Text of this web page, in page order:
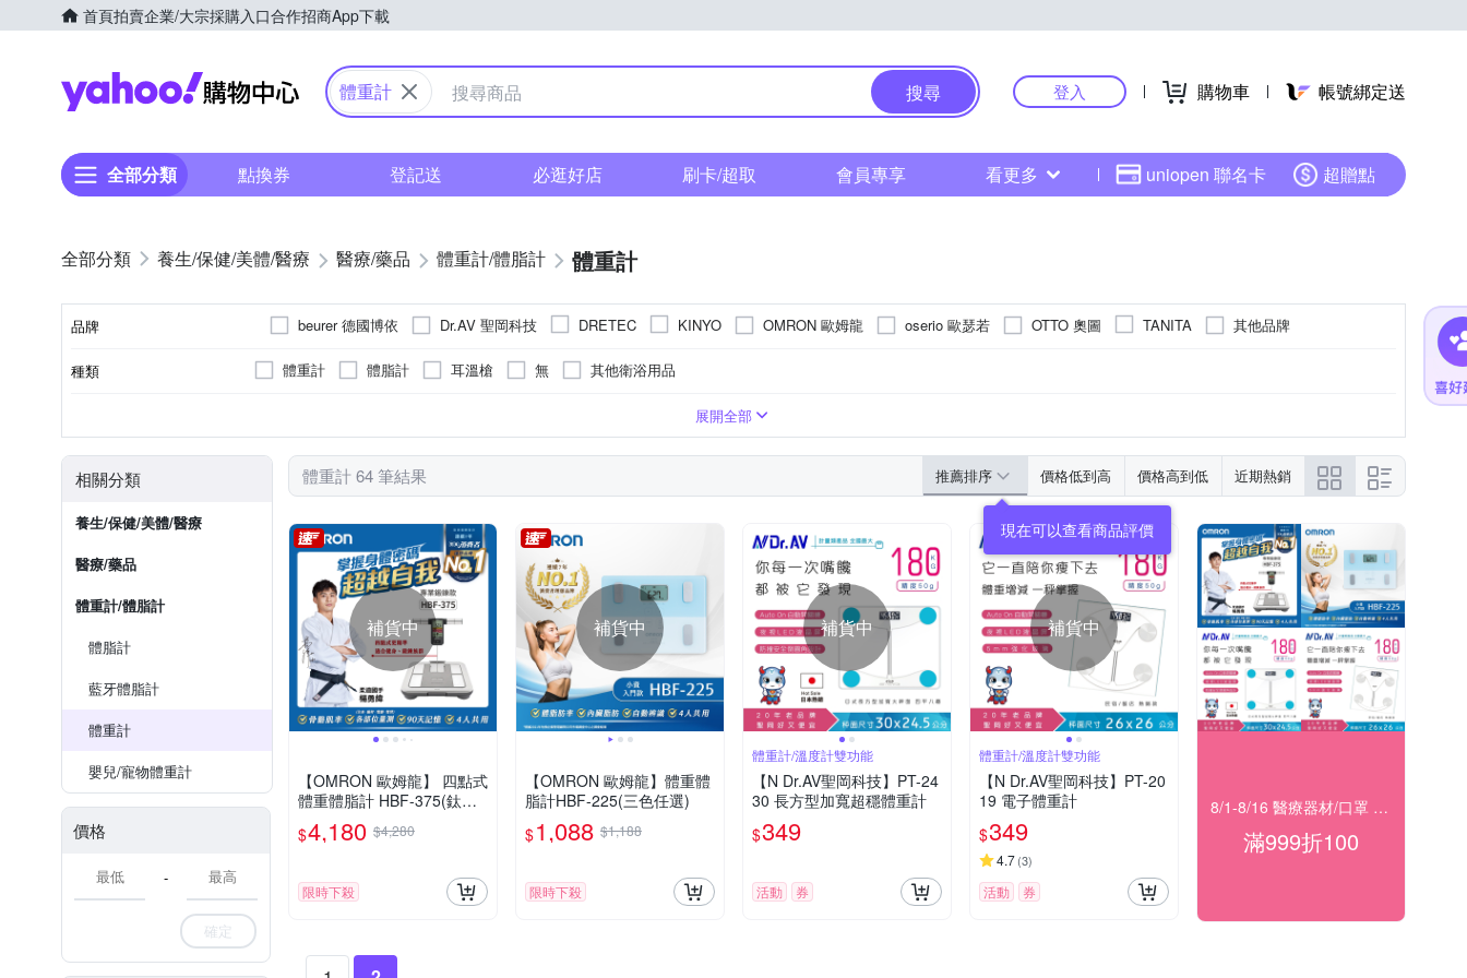
首頁拍賣企業/大宗採購入口合作招商App下載
Yahoo購物中心
體重計 搜尋 登入 購物車 帳號綁定送
全部分類 點換券 登記送 必逛好店 刷卡/超取 會員專享 看更多 uniopen 聯名卡 超贈點
養生/保健/美體/醫療 醫療/藥品 體重計/體脂計 體重計
品牌 beurer 德國博依 Dr.AV 聖岡科技 DRETEC KINYO OMRON 歐姆龍 oserio 歐瑟若 OTTO 奧圖 TANITA 其他品牌
種類 體重計 體脂計 耳溫槍 無 其他衛浴用品
展開全部
相關分類
養生/保健/美體/醫療
醫療/藥品
體重計/體脂計
體脂計
藍牙體脂計
體重計
嬰兒/寵物體重計
價格
-
確定
體重計 64 筆結果 推薦排序 價格低到高 價格高到低 近期熱銷
現在可以查看商品評價
補貨中
【OMRON 歐姆龍】 四點式
體重體脂計 HBF-375(鈦金
灰)
$4,180 $4,280
限時下殺
補貨中
【OMRON 歐姆龍】體重體
脂計HBF-225(三色任選)
$1,088 $1,188
限時下殺
補貨中
體重計/溫度計雙功能
【N Dr.AV聖岡科技】PT-24
30 長方型加寬超穩體重計
$349
活動 券
補貨中
體重計/溫度計雙功能
【N Dr.AV聖岡科技】PT-20
19 電子體重計
$349
4.7(3)
活動 券
8/1-8/16 醫療器材/口罩 指定滿999折100
滿999折100